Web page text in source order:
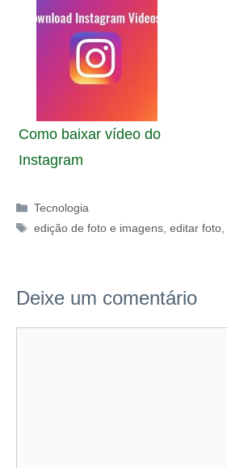
Como baixar vídeo do
Instagram
Categorias
Tecnologia
Tags
edição de foto e imagens ,editar foto
Deixe um comentário